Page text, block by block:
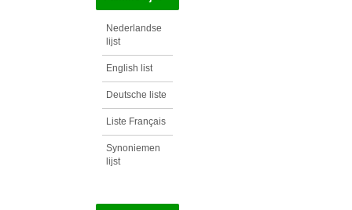
Nederlandse
lijst
English list
Deutsche liste
Liste Français
Synoniemen
lijst